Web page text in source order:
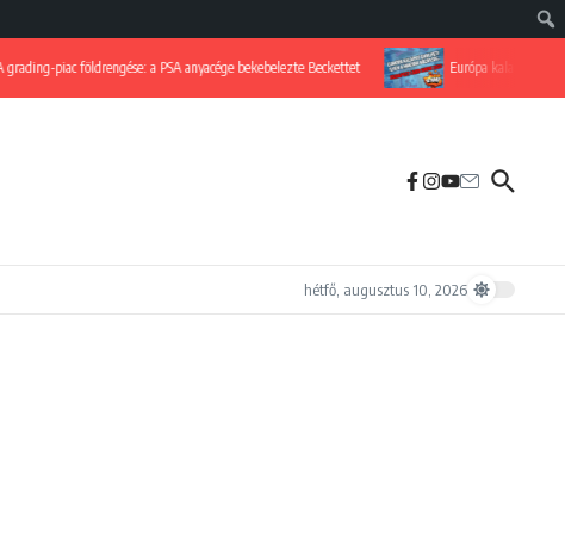
piac földrengése: a PSA anyacége bekebelezte Beckettet Európa kalapot emelhet!
hétfő, augusztus 10, 2026